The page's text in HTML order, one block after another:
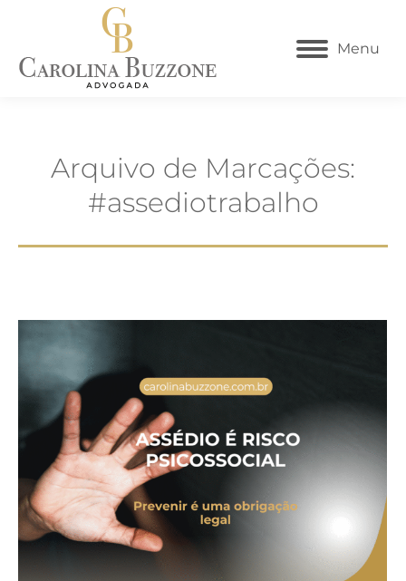
Menu
Arquivo de Marcações:
#assediotrabalho